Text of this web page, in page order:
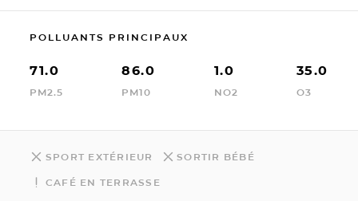
POLLUANTS PRINCIPAUX
71.0
PM2.5
86.0
PM10
1.0
NO2
35.0
O3
SPORT EXTÉRIEUR SORTIR BÉBÉ
CAFÉ EN TERRASSE